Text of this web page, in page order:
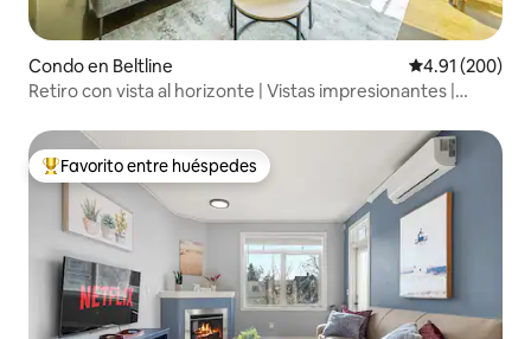
Condo en Beltline Calificación
4.91 (200)
Retiro con vista al horizonte | Vistas impresionantes |
Favorito entre huéspedes preferido
Favorito entre huéspedes